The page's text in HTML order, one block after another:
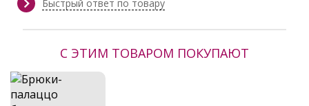
Круглогодичный, Лето, Осень,
Производитель:
LT collection
Быстрый ответ по товару
С ЭТИМ ТОВАРОМ ПОКУПАЮТ